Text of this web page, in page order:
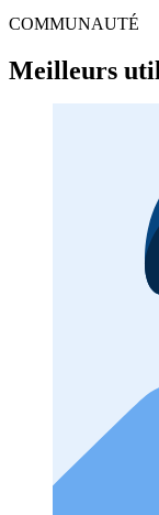
COMMUNAUTÉ
Meilleurs